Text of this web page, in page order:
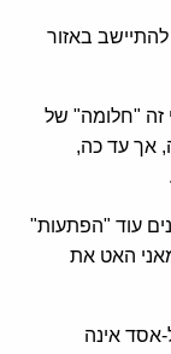
באזור
זה "חלומה" של
אך עד כה,
עוד "הפתעות"
האט את
אסד אינה